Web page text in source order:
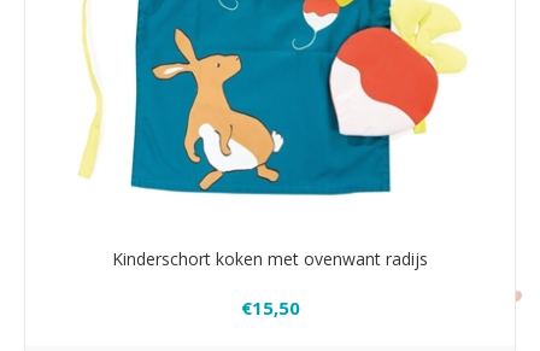
Kinderschort koken met ovenwant radijs
€15,50